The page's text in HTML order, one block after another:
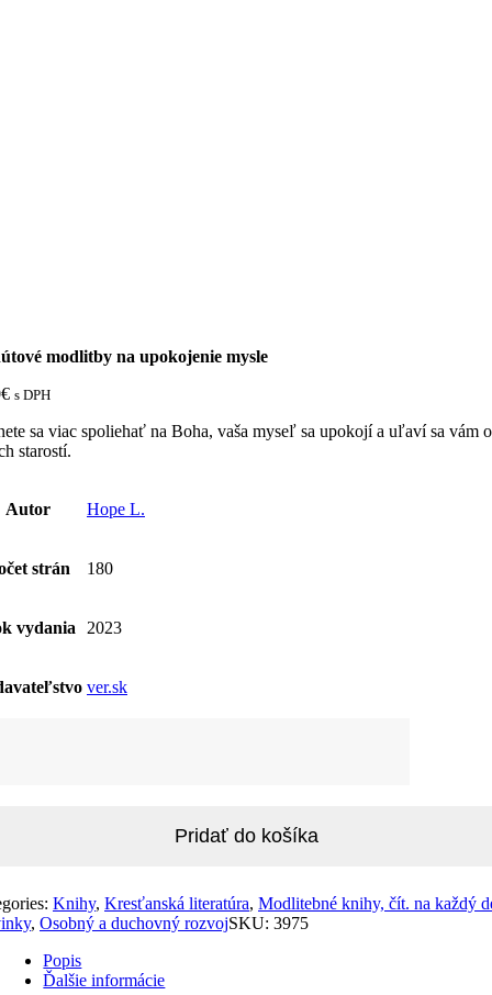
modlitby na upokojenie mysle
€ s DPH
sa viac spoliehať na Boha, vaša myseľ sa upokojí a uľaví sa vám
starostí.
Autor Hope L.
strán 180
vydania 2023
ver.sk
Pridať do košíka
Knihy, Kresťanská literatúra, Modlitebné knihy, čít. na každý
, Osobný a duchovný rozvojSKU: 3975
Popis
Ďalšie informácie